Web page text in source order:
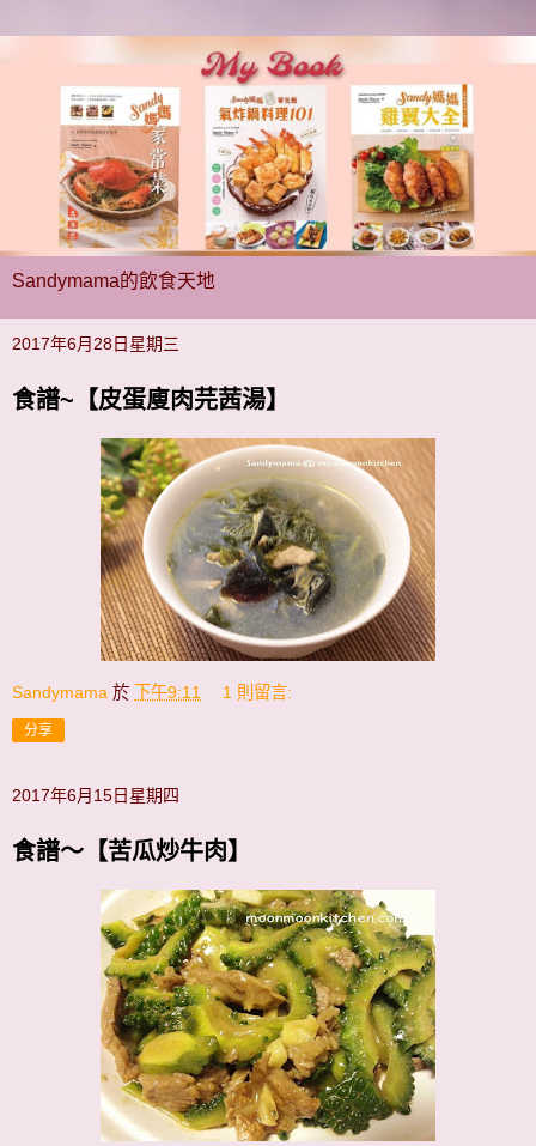
Sandymama的飲食天地
2017年6月28日星期三
食譜~【皮蛋廋肉芫茜湯】
Sandymama 於 下午9:11 1 則留言:
分享
2017年6月15日星期四
食譜～【苦瓜炒牛肉】